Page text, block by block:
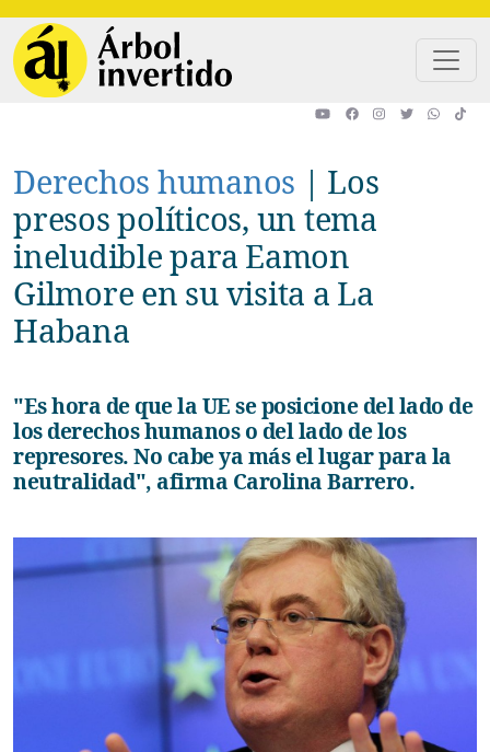
Derechos humanos | Los
presos políticos, un tema
ineludible para Eamon
Gilmore en su visita a La
Habana
"Es hora de que la UE se posicione del lado de
los derechos humanos o del lado de los
represores. No cabe ya más el lugar para la
neutralidad", afirma Carolina Barrero.